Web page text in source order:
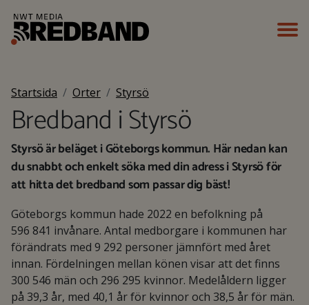
Startsida Orter Styrsö
Bredband i Styrsö
Styrsö är beläget i Göteborgs kommun. Här nedan kan
du snabbt och enkelt söka med din adress i Styrsö för
att hitta det bredband som passar dig bäst!
Göteborgs kommun hade 2022 en befolkning på
596 841 invånare. Antal medborgare i kommunen har
förändrats med 9 292 personer jämnfört med året
innan. Fördelningen mellan könen visar att det finns
300 546 män och 296 295 kvinnor. Medelåldern ligger
på 39,3 år, med 40,1 år för kvinnor och 38,5 år för män.